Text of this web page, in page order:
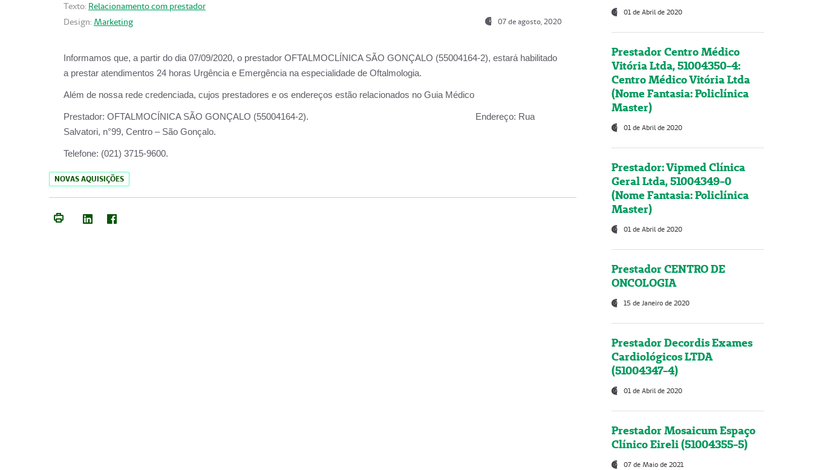
Texto: Relacionamento com prestador
Design: Marketing 07 de agosto, 2020
Informamos que, a partir do dia 07/09/2020, o prestador OFTALMOCLÍNICA SÃO GONÇALO (55004164-2), estará habilitado
a prestar atendimentos 24 horas Urgência e Emergência na especialidade de Oftalmologia.
Além de nossa rede credenciada, cujos prestadores e os endereços estão relacionados no Guia Médico
Prestador: OFTALMOCÍNICA SÃO GONÇALO (55004164-2). Endereço: Rua
Salvatori, n°99, Centro – São Gonçalo.
Telefone: (021) 3715-9600.
NOVAS AQUISIÇÕES
01 de Abril de 2020
Prestador Centro Médico
Vitória Ltda, 51004350-4:
Centro Médico Vitória Ltda
(Nome Fantasia: Policlínica
Master)
01 de Abril de 2020
Prestador: Vipmed Clínica
Geral Ltda, 51004349-0
(Nome Fantasia: Policlínica
Master)
01 de Abril de 2020
Prestador CENTRO DE
ONCOLOGIA
15 de Janeiro de 2020
Prestador Decordis Exames
Cardiológicos LTDA
(51004347-4)
01 de Abril de 2020
Prestador Mosaicum Espaço
Clínico Eireli (51004355-5)
07 de Maio de 2021